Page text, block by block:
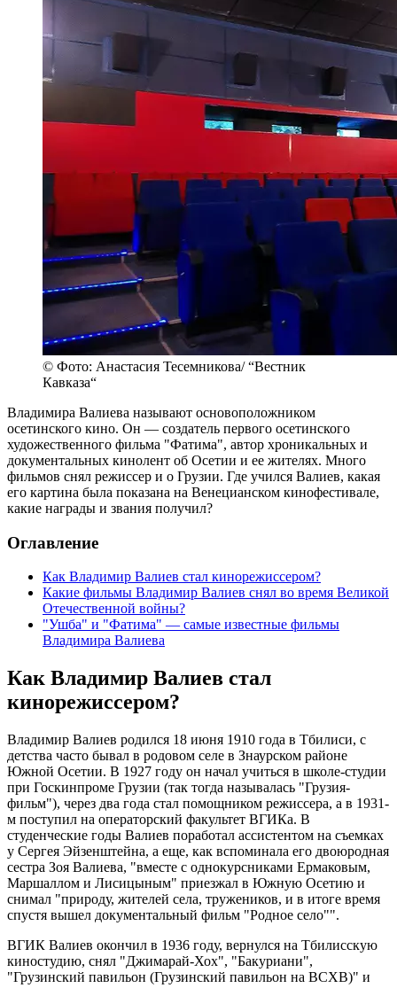
© Фото: Анастасия Тесемникова/ “Вестник
Кавказа“
Владимира Валиева называют основоположником
осетинского кино. Он — создатель первого осетинского
художественного фильма "Фатима", автор хроникальных и
документальных кинолент об Осетии и ее жителях. Много
фильмов снял режиссер и о Грузии. Где учился Валиев, какая
его картина была показана на Венецианском кинофестивале,
какие награды и звания получил?
Оглавление
Как Владимир Валиев стал кинорежиссером?
Какие фильмы Владимир Валиев снял во время Великой
Отечественной войны?
"Ушба" и "Фатима" — самые известные фильмы
Владимира Валиева
Как Владимир Валиев стал
кинорежиссером?
Владимир Валиев родился 18 июня 1910 года в Тбилиси, с
детства часто бывал в родовом селе в Знаурском районе
Южной Осетии. В 1927 году он начал учиться в школе-студии
при Госкинпроме Грузии (так тогда называлась "Грузия-
фильм"), через два года стал помощником режиссера, а в 1931-
м поступил на операторский факультет ВГИКа. В
студенческие годы Валиев поработал ассистентом на съемках
у Сергея Эйзенштейна, а еще, как вспоминала его двоюродная
сестра Зоя Валиева, "вместе с однокурсниками Ермаковым,
Маршаллом и Лисицыным" приезжал в Южную Осетию и
снимал "природу, жителей села, тружеников, и в итоге время
спустя вышел документальный фильм "Родное село"".
ВГИК Валиев окончил в 1936 году, вернулся на Тбилисскую
киностудию, снял "Джимарай-Хох", "Бакуриани",
"Грузинский павильон (Грузинский павильон на ВСХВ)" и